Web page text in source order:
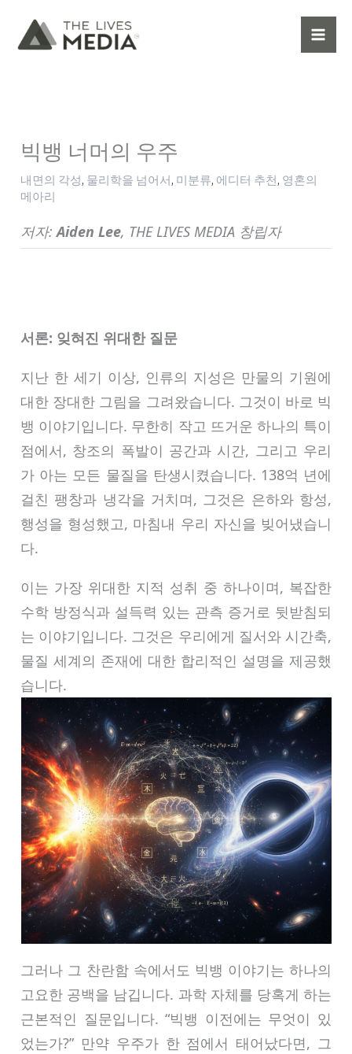
빅뱅 너머의 우주
내면의 각성, 물리학을 넘어서, 미분류, 에디터 추천, 영혼의
메아리
저자:Aiden Lee, THE LIVES MEDIA 창립자
서론: 잊혀진 위대한 질문
지난 한 세기 이상, 인류의 지성은 만물의 기원에
대한 장대한 그림을 그려왔습니다. 그것이 바로 빅
뱅 이야기입니다. 무한히 작고 뜨거운 하나의 특이
점에서, 창조의 폭발이 공간과 시간, 그리고 우리
가 아는 모든 물질을 탄생시켰습니다. 138억 년에
걸친 팽창과 냉각을 거치며, 그것은 은하와 항성,
행성을 형성했고, 마침내 우리 자신을 빚어냈습니
다.
이는 가장 위대한 지적 성취 중 하나이며, 복잡한
수학 방정식과 설득력 있는 관측 증거로 뒷받침되
는 이야기입니다. 그것은 우리에게 질서와 시간축,
물질 세계의 존재에 대한 합리적인 설명을 제공했
습니다.
그러나 그 찬란함 속에서도 빅뱅 이야기는 하나의
고요한 공백을 남깁니다. 과학 자체를 당혹게 하는
근본적인 질문입니다. “빅뱅 이전에는 무엇이 있
었는가?” 만약 우주가 한 점에서 태어났다면, 그